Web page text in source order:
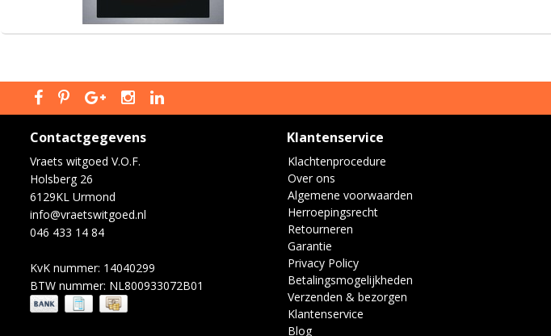
Contactgegevens
Vraets witgoed V.O.F.
Holsberg 26
6129KL Urmond
info@vraetswitgoed.nl
046 433 14 84
KvK nummer: 14040299
BTW nummer: NL800933072B01
Klantenservice
Klachtenprocedure
Over ons
Algemene voorwaarden
Herroepingsrecht
Retourneren
Garantie
Privacy Policy
Betalingsmogelijkheden
Verzenden & bezorgen
Klantenservice
Blog